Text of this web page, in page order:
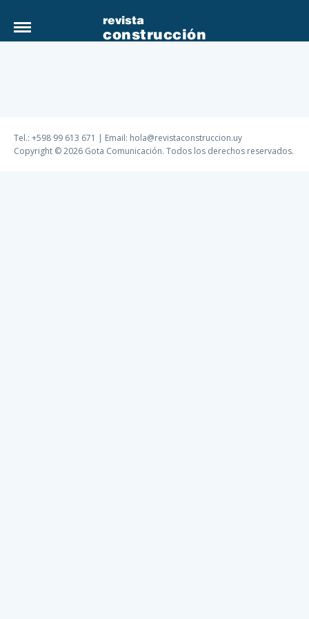
revista
construcción
Tel.: +598 99 613 671 | Email: hola@revistaconstruccion.uy
Copyright © 2026 Gota Comunicación. Todos los derechos reservados.